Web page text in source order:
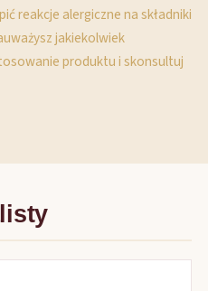
reakcje alergiczne na składniki
jakiekolwiek
produktu i skonsultuj